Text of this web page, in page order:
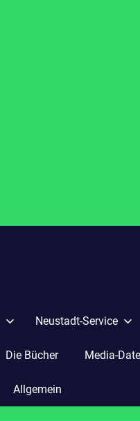
Neustadt-Service
Die Bücher Media-
Allgemein